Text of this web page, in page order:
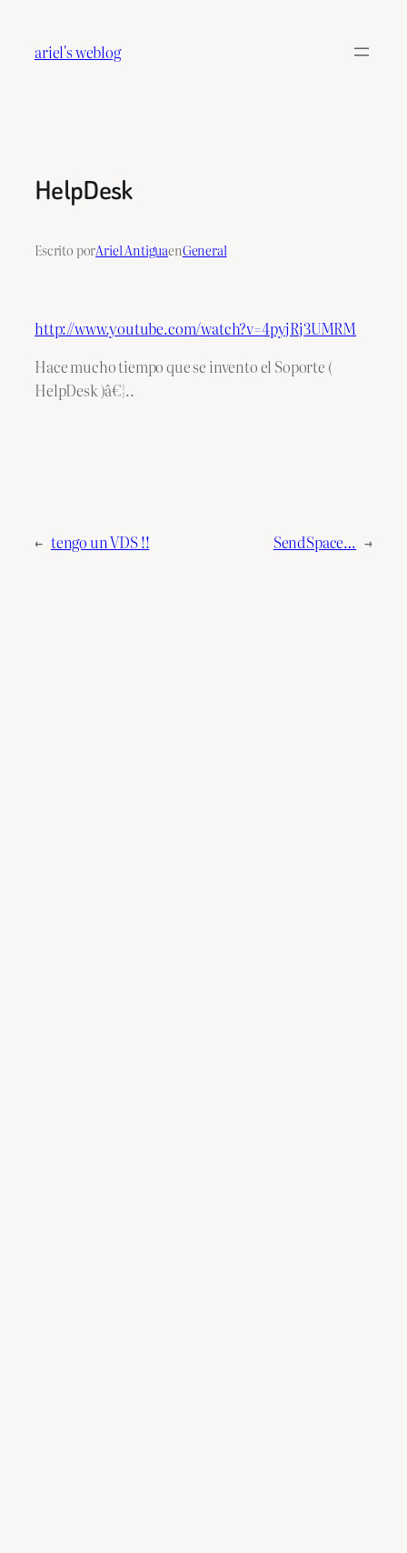
contenido
ariel's weblog
HelpDesk
Escrito porAriel AntiguaenGeneral
http://www.youtube.com/watch?v=4pyjRj3UMRM
Hace mucho tiempo que se invento el Soporte (
HelpDesk )â€¦..
← tengo un VDS !! SendSpace… →